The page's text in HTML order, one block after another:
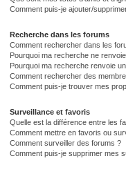
Comment puis-je ajouter/
Recherche dans les forums
Comment rechercher dans les
Pourquoi ma recherche ne
Pourquoi ma recherche renvoie
Comment rechercher des
Comment puis-je trouver mes
Surveillance et favoris
Quelle est la différence entre les
Comment mettre en favoris ou
Comment surveiller des forums ?
Comment puis-je supprimer mes